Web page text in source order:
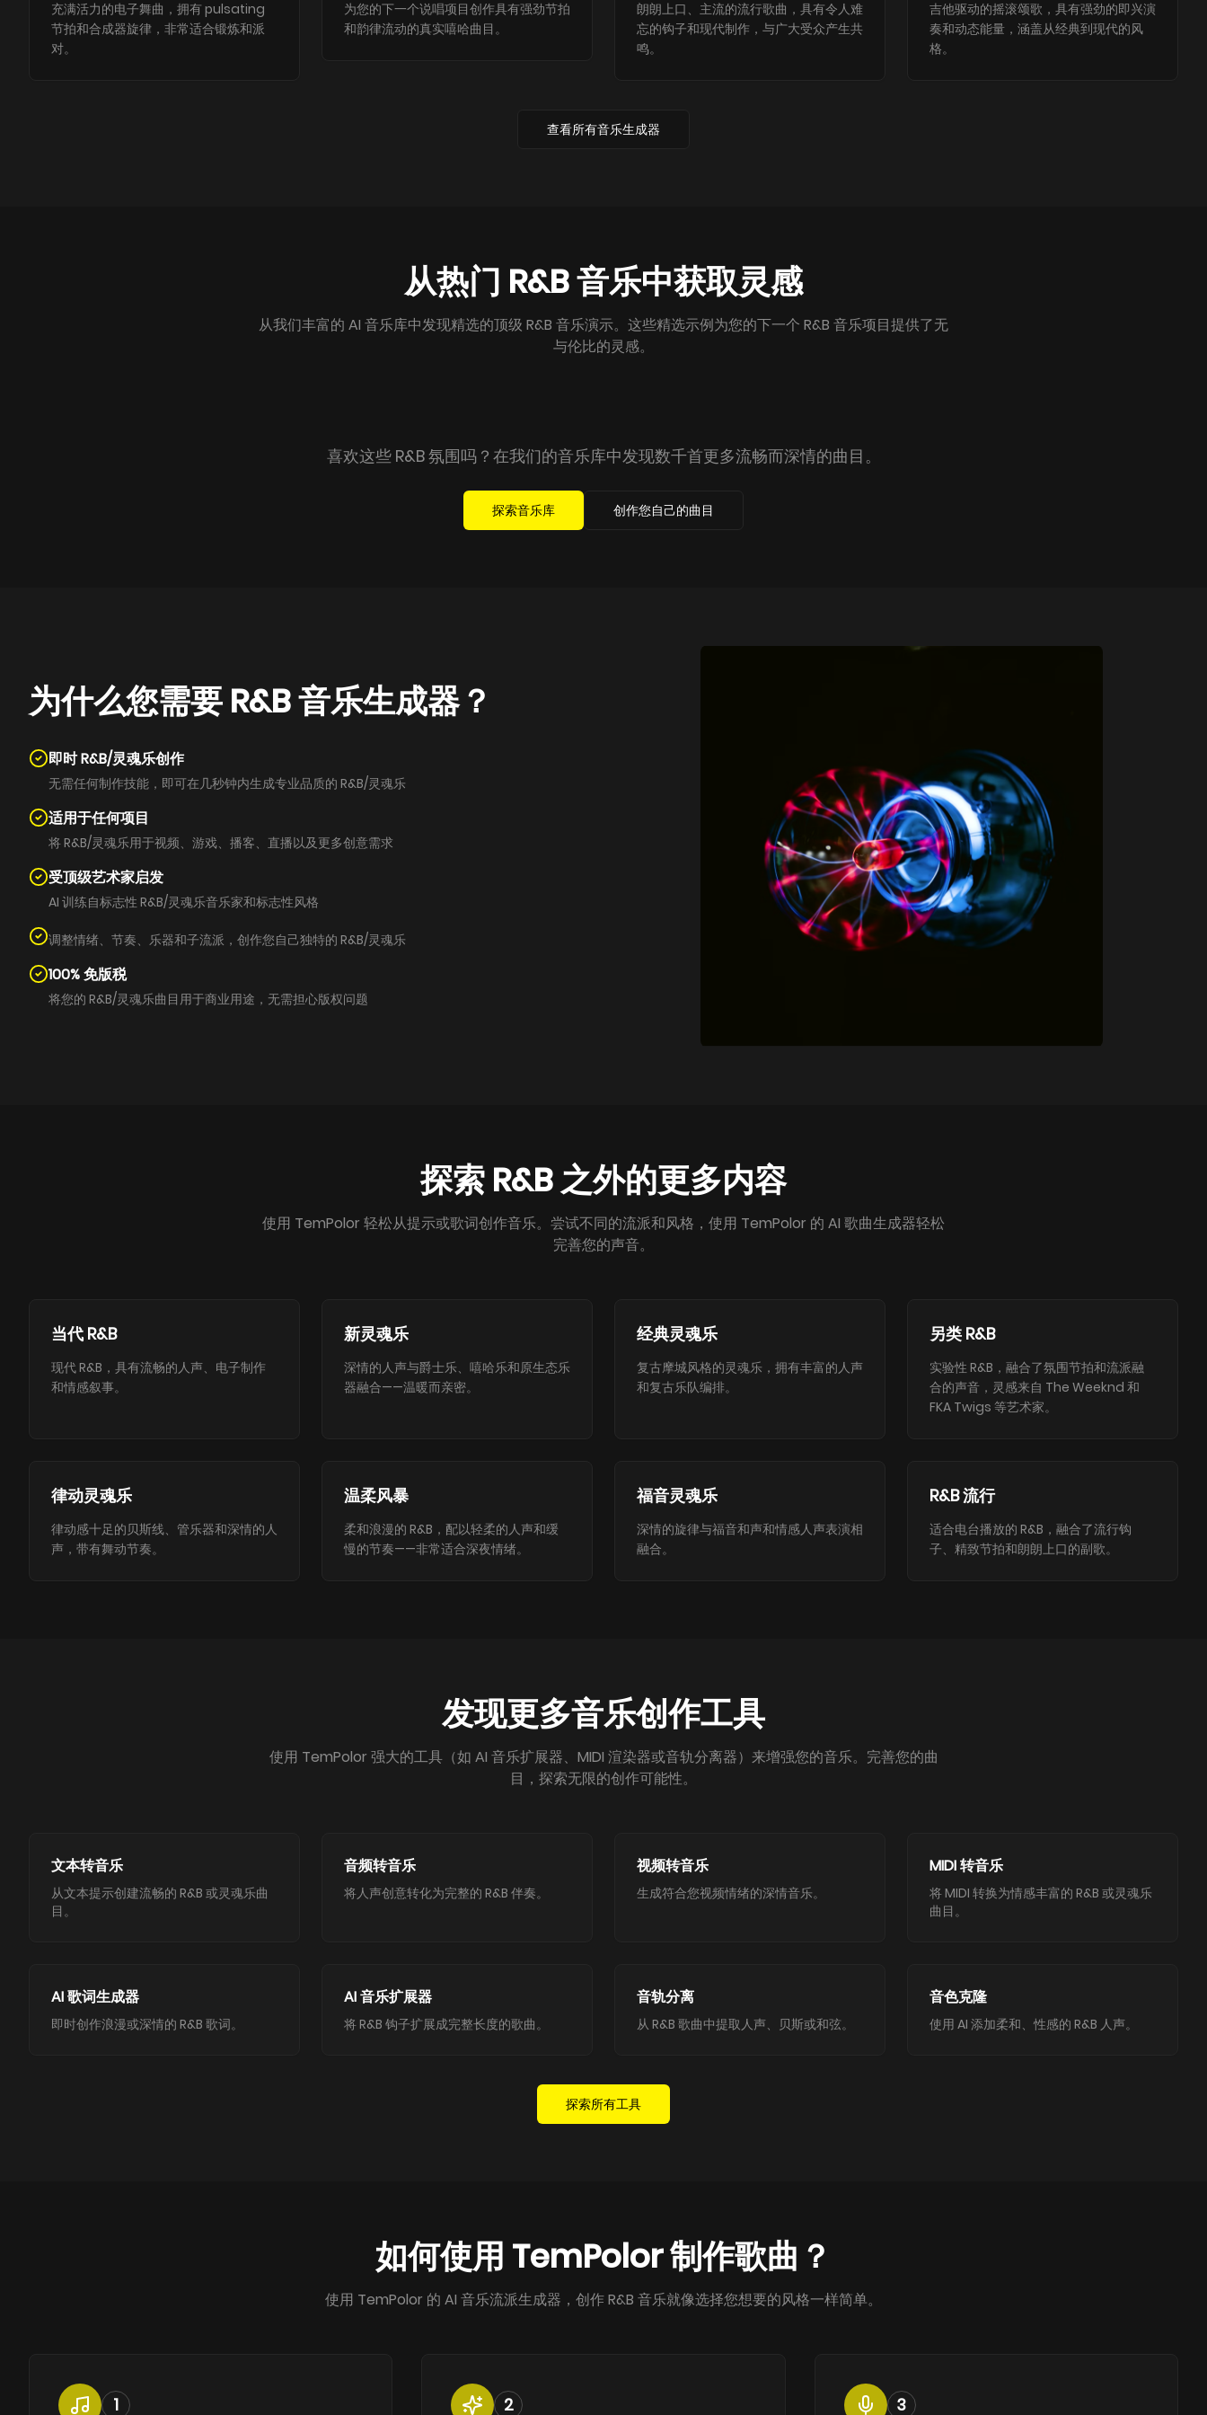
充满活力的电子舞曲，拥有 pulsating
节拍和合成器旋律，非常适合锻炼和派
对。
为您的下一个说唱项目创作具有强劲节拍
和韵律流动的真实嘻哈曲目。
朗朗上口、主流的流行歌曲，具有令人难
忘的钩子和现代制作，与广大受众产生共
鸣。
吉他驱动的摇滚颂歌，具有强劲的即兴演
奏和动态能量，涵盖从经典到现代的风
格。
查看所有音乐生成器
从热门 R&B 音乐中获取灵感
从我们丰富的 AI 音乐库中发现精选的顶级 R&B 音乐演示。这些精选示例为您的下一个 R&B 音乐项目提供了无
与伦比的灵感。
喜欢这些 R&B 氛围吗？在我们的音乐库中发现数千首更多流畅而深情的曲目。
探索音乐库 创作您自己的曲目
为什么您需要 R&B 音乐生成器？
即时 R&B/灵魂乐创作
无需任何制作技能，即可在几秒钟内生成专业品质的 R&B/灵魂乐
适用于任何项目
将 R&B/灵魂乐用于视频、游戏、播客、直播以及更多创意需求
受顶级艺术家启发
AI 训练自标志性 R&B/灵魂乐音乐家和标志性风格
调整情绪、节奏、乐器和子流派，创作您自己独特的 R&B/灵魂乐
100% 免版税
将您的 R&B/灵魂乐曲目用于商业用途，无需担心版权问题
探索 R&B 之外的更多内容
使用 TemPolor 轻松从提示或歌词创作音乐。尝试不同的流派和风格，使用 TemPolor 的 AI 歌曲生成器轻松
完善您的声音。
当代 R&B
现代 R&B，具有流畅的人声、电子制作
和情感叙事。
新灵魂乐
深情的人声与爵士乐、嘻哈乐和原生态乐
器融合——温暖而亲密。
经典灵魂乐
复古摩城风格的灵魂乐，拥有丰富的人声
和复古乐队编排。
另类 R&B
实验性 R&B，融合了氛围节拍和流派融
合的声音，灵感来自 The Weeknd 和
FKA Twigs 等艺术家。
律动灵魂乐
律动感十足的贝斯线、管乐器和深情的人
声，带有舞动节奏。
温柔风暴
柔和浪漫的 R&B，配以轻柔的人声和缓
慢的节奏——非常适合深夜情绪。
福音灵魂乐
深情的旋律与福音和声和情感人声表演相
融合。
R&B 流行
适合电台播放的 R&B，融合了流行钩
子、精致节拍和朗朗上口的副歌。
发现更多音乐创作工具
使用 TemPolor 强大的工具（如 AI 音乐扩展器、MIDI 渲染器或音轨分离器）来增强您的音乐。完善您的曲
目，探索无限的创作可能性。
文本转音乐
从文本提示创建流畅的 R&B 或灵魂乐曲
目。
音频转音乐
将人声创意转化为完整的 R&B 伴奏。
视频转音乐
生成符合您视频情绪的深情音乐。
MIDI 转音乐
将 MIDI 转换为情感丰富的 R&B 或灵魂乐
曲目。
AI 歌词生成器
即时创作浪漫或深情的 R&B 歌词。
AI 音乐扩展器
将 R&B 钩子扩展成完整长度的歌曲。
音轨分离
从 R&B 歌曲中提取人声、贝斯或和弦。
音色克隆
使用 AI 添加柔和、性感的 R&B 人声。
探索所有工具
如何使用 TemPolor 制作歌曲？
使用 TemPolor 的 AI 音乐流派生成器，创作 R&B 音乐就像选择您想要的风格一样简单。
1 2 3